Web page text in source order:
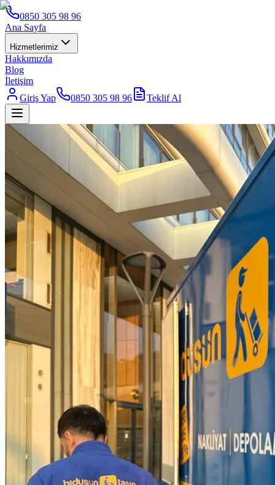
0850 305 98 96
Ana Sayfa
Hizmetlerimiz
Hakkımızda
Blog
İletişim
Giriş Yap
0850 305 98 96 Teklif Al